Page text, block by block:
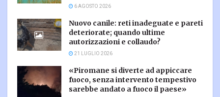
6 AGOSTO 2026
Nuovo canile: reti inadeguate e pareti
deteriorate; quando ultime
autorizzazioni e collaudo?
21 LUGLIO 2026
«Piromane si diverte ad appiccare
fuoco, senza intervento tempestivo
sarebbe andato a fuoco il paese»